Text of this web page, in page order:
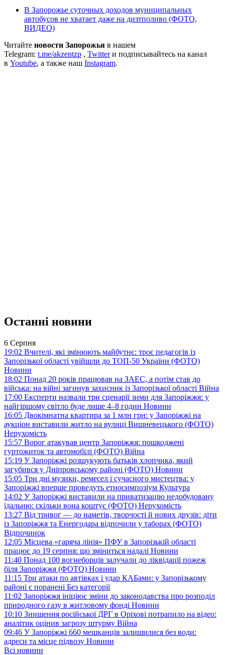
В Запорожье суточных доходов муниципальных
автобусов не хватает даже на дизтполиво (ФОТО,
ВИДЕО)
Читайте новости Запорожья в нашем
Telegram: t.me/akzentzp , Twitterи подписывайтесь на канал
в Youtube, а также наш Instagram.
Останні новини
6 Серпня
19:02 Вчителі, які змінюють майбутнє: троє педагогів із
Запорізької області увійшли до ТОП-50 України (ФОТО)
Новини
18:02 Понад 20 років працював на ЗАЕС, а потім став до
війська: на війні загинув захисник із Запорізької області Війна
17:00 Експерти назвали три сценарії зими для Запоріжжя: у
найгіршому світло буде лише 4–8 годин Новини
16:05 Двокімнатна квартира за 1 млн грн: у Запоріжжі на
аукціон виставили житло на вулиці Вишневецького (ФОТО)
Нерухомість
15:57 Ворог атакував центр Запоріжжя: пошкоджені
гуртожиток та автомобілі (ФОТО) Війна
15:19 У Запоріжжі розшукують батьків хлопчика, який
загубився у Дніпровському районі (ФОТО) Новини
15:05 Три дні музики, ремесел і сучасного мистецтва: у
Запоріжжі вперше проведуть етносимпозіум Культура
14:02 У Запоріжжі виставили на приватизацію недобудовану
їдальню: скільки вона коштує (ФОТО) Нерухомість
13:27 Від тривог — до наметів, творчості й нових друзів: діти
із Запоріжжя та Енергодара відпочили у таборах (ФОТО)
Відпочинок
12:05 Місцева «гаряча лінія» ПФУ в Запорізькій області
працює до 19 серпня: що зміниться надалі Новини
11:40 Понад 100 вогнеборців залучали до ліквідації пожеж
біля Запоріжжя (ФОТО) Новини
11:15 Три атаки по автівках і удар КАБами: у Запорізькому
районі є поранені Без категорії
11:02 Запоріжжя ініціює зміни до законодавства про розподіл
природного газу в житловому фонді Новини
10:10 Знищення російської ДРГ в Оріхові потрапило на відео:
аналітик оцінив загрозу штурму Війна
09:46 У Запоріжжі 660 мешканців залишилися без води:
адреси та місце підвозу Новини
Всі новини